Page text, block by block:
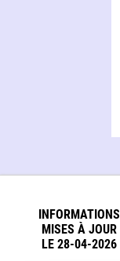
INFORMATIONS
MISES À JOUR
LE 28-04-2026